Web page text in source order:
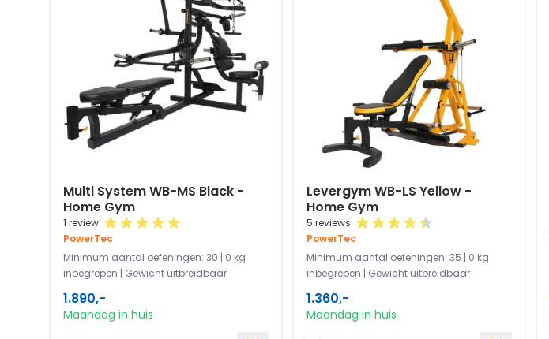
1 review
Multi System WB-MS Black -
Home Gym
PowerTec
Minimum aantal oefeningen: 30 | 0 kg
inbegrepen | Gewicht uitbreidbaar
1.890,-
Maandag in huis
5 reviews
Levergym WB-LS Yellow -
Home Gym
PowerTec
Minimum aantal oefeningen: 35 | 0 kg
inbegrepen | Gewicht uitbreidbaar
1.360,-
Maandag in huis